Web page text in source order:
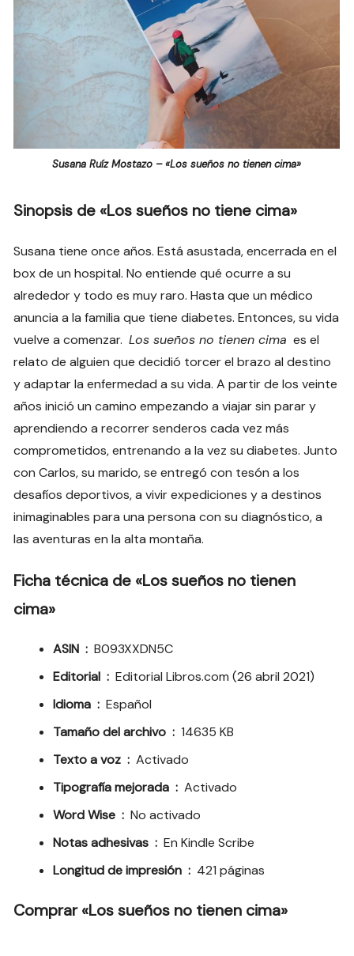
Susana Ruíz Mostazo – «Los sueños no tienen cima»
Sinopsis de «Los sueños no tiene cima»
Susana tiene once años. Está asustada, encerrada en el
box de un hospital. No entiende qué ocurre a su
alrededor y todo es muy raro. Hasta que un médico
anuncia a la familia que tiene diabetes. Entonces, su vida
vuelve a comenzar.Los sueños no tienen cima es el
relato de alguien que decidió torcer el brazo al destino
y adaptar la enfermedad a su vida. A partir de los veinte
años inició un camino empezando a viajar sin parar y
aprendiendo a recorrer senderos cada vez más
comprometidos, entrenando a la vez su diabetes. Junto
con Carlos, su marido, se entregó con tesón a los
desafíos deportivos, a vivir expediciones y a destinos
inimaginables para una persona con su diagnóstico, a
las aventuras en la alta montaña.
Ficha técnica de «Los sueños no tienen
cima»
ASIN ‏ : ‎B093XXDN5C
Editorial ‏ : ‎Editorial Libros.com (26 abril 2021)
Idioma ‏ : ‎Español
Tamaño del archivo ‏ : ‎14635 KB
Texto a voz ‏ : ‎Activado
Tipografía mejorada ‏ : ‎Activado
Word Wise ‏ : ‎No activado
Notas adhesivas ‏ : ‎En Kindle Scribe
Longitud de impresión ‏ : ‎ 421 páginas
Comprar «Los sueños no tienen cima»